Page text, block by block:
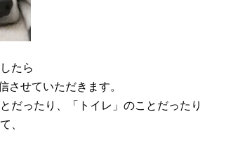
たら
させていただきます。
だったり、「トイレ」のことだったり
、